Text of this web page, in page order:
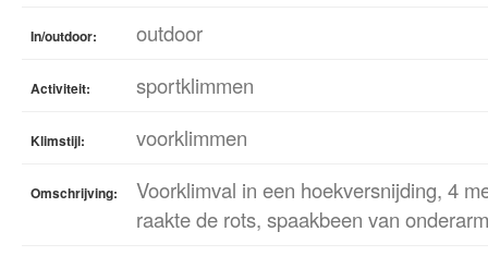
In/outdoor: outdoor
Activiteit: sportklimmen
Klimstijl: voorklimmen
Omschrijving:
Voorklimval in een hoekversnijding, 4
raakte de rots, spaakbeen van